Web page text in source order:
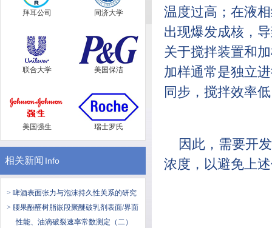
拜耳公司 同济大学
联合大学 美国保洁
美国强生 瑞士罗氏
相关新闻 Info
> 啤酒表面张力与泡沫持久性关系的研究
> 腰果酚醛树脂嵌段聚醚破乳剂表面/界面
性能、油滴破裂速率常数测定（二）
温度过高；在液
出现爆发成核，
关于搅拌装置和
加样通常是独立
同步，搅拌效率
因此，需要开
浓度，以避免上